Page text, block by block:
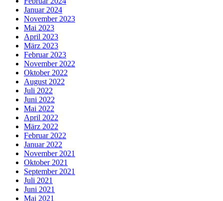
Januar 2024
November 2023
Mai 2023
April 2023
März 2023
Februar 2023
November 2022
Oktober 2022
August 2022
Juli 2022
Juni 2022
Mai 2022
April 2022
März 2022
Februar 2022
Januar 2022
November 2021
Oktober 2021
September 2021
Juli 2021
Juni 2021
Mai 2021